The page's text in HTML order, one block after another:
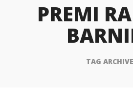
PREMI
TAG ARCHIVE